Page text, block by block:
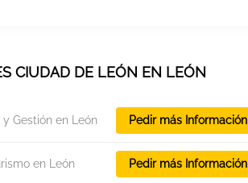
CIUDAD DE LEÓN EN LEÓN
Gestión en León Pedir más Información
en León Pedir más Información